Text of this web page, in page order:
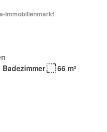
Immobilienmarkt
Badezimmer 66 m²